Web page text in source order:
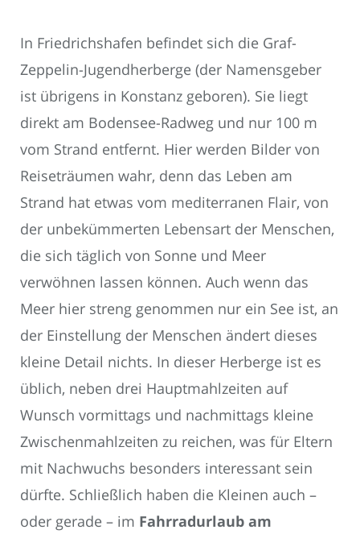
In Friedrichshafen befindet sich die Graf-
Zeppelin-Jugendherberge (der Namensgeber
ist übrigens in Konstanz geboren). Sie liegt
direkt am Bodensee-Radweg und nur 100 m
vom Strand entfernt. Hier werden Bilder von
Reiseträumen wahr, denn das Leben am
Strand hat etwas vom mediterranen Flair, von
der unbekümmerten Lebensart der Menschen,
die sich täglich von Sonne und Meer
verwöhnen lassen können. Auch wenn das
Meer hier streng genommen nur ein See ist, an
der Einstellung der Menschen ändert dieses
kleine Detail nichts. In dieser Herberge ist es
üblich, neben drei Hauptmahlzeiten auf
Wunsch vormittags und nachmittags kleine
Zwischenmahlzeiten zu reichen, was für Eltern
mit Nachwuchs besonders interessant sein
dürfte. Schließlich haben die Kleinen auch –
oder gerade – im Fahrradurlaub am